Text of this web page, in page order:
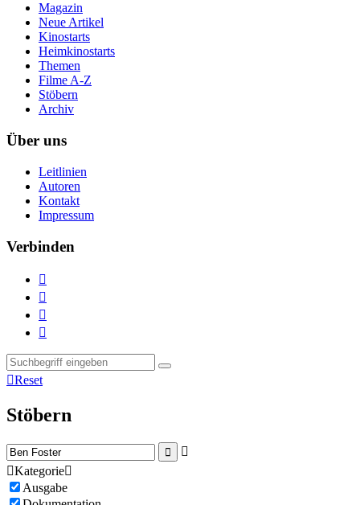
Magazin
Neue Artikel
Kinostarts
Heimkinostarts
Themen
Filme A-Z
Stöbern
Archiv
Über uns
Leitlinien
Autoren
Kontakt
Impressum
Verbinden




Reset
Stöbern


Kategorie
Ausgabe